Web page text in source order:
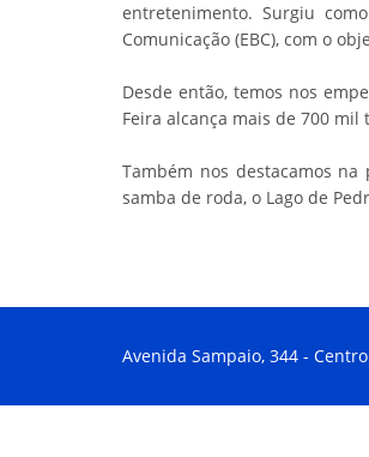
entretenimento. Surgiu
Comunicação (EBC), com o
Desde então, temos nos
Feira alcança mais de 700
Também nos destacamos
samba de roda, o Lago de
Avenida Sampaio, 344 -